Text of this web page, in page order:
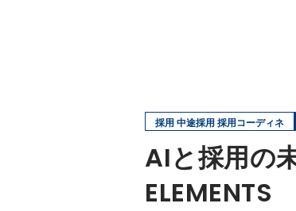
採用 中途採用 採用コーディネ
AIと採用の
ELEMENTS